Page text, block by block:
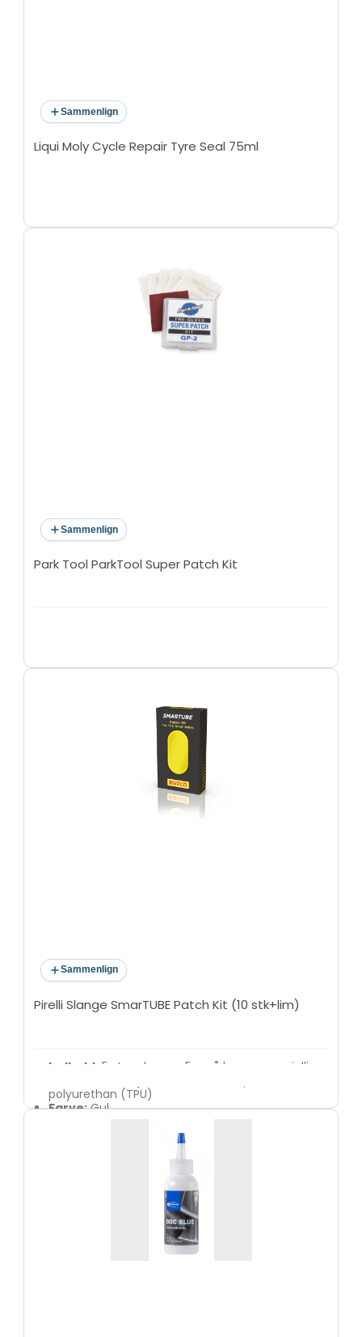
Sammenlign
Liqui Moly Cycle Repair Tyre Seal 75ml
Sammenlign
Park Tool ParkTool Super Patch Kit
Sammenlign
Pirelli Slange SmarTUBE Patch Kit (10 stk+lim)
Indhold: 5 store lapper, 5 små lapper, speciallim
polyurethan (TPU)
Farve:Gul
Med Pirelli SmarTUBE Patch Kit kan du nemt og
effektivt reparere dine TPU-slanger og sikre en
længere levetid for dine cykelslanger.